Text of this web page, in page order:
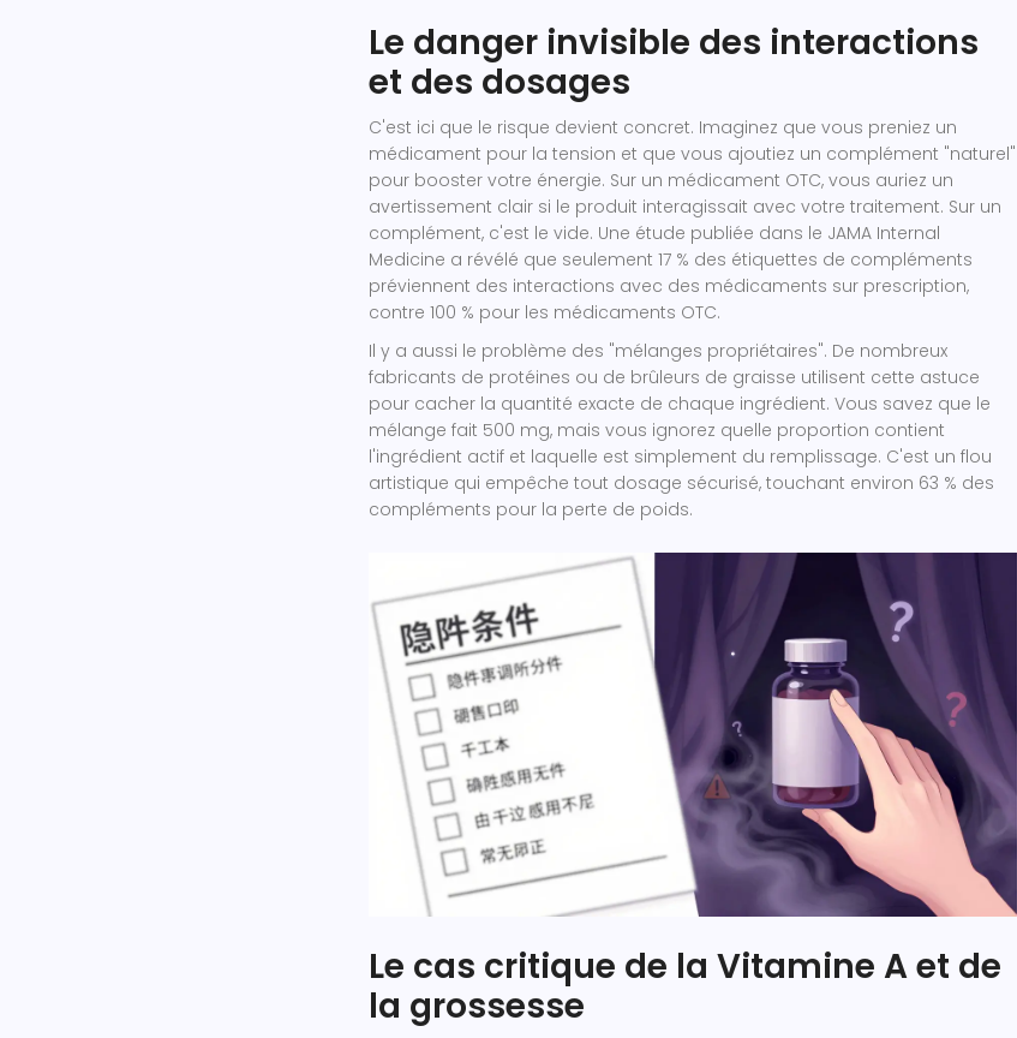
Le danger invisible des interactions
et des dosages
C'est ici que le risque devient concret. Imaginez que vous preniez un
médicament pour la tension et que vous ajoutiez un complément "naturel"
pour booster votre énergie. Sur un médicament OTC, vous auriez un
avertissement clair si le produit interagissait avec votre traitement. Sur un
complément, c'est le vide. Une étude publiée dans le JAMA Internal
Medicine a révélé que seulement 17 % des étiquettes de compléments
préviennent des interactions avec des médicaments sur prescription,
contre 100 % pour les médicaments OTC.
Il y a aussi le problème des "mélanges propriétaires". De nombreux
fabricants de protéines ou de brûleurs de graisse utilisent cette astuce
pour cacher la quantité exacte de chaque ingrédient. Vous savez que le
mélange fait 500 mg, mais vous ignorez quelle proportion contient
l'ingrédient actif et laquelle est simplement du remplissage. C'est un flou
artistique qui empêche tout dosage sécurisé, touchant environ 63 % des
compléments pour la perte de poids.
Le cas critique de la Vitamine A et de
la grossesse